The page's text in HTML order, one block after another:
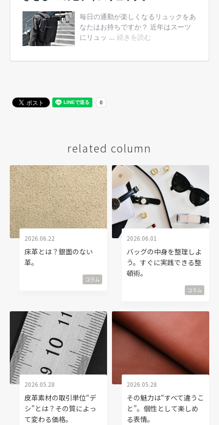
related column
2026.06.22
床革とは？銀面のない
革。
コラム
2026.06.01
バッグの中身を整理しよ
う。すぐに実践できる整
頓術。
コラム
2026.05.28
皮革素材の取引単位“デ
シ”とは？その質によっ
て変わる価格。
2026.05.28
その魅力は“すべて違うこ
と”。個性として楽しめ
る表情。